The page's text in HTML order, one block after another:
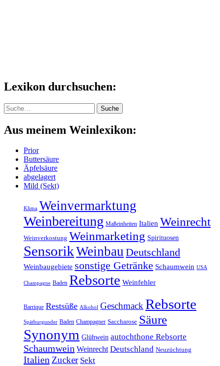
Lexikon durchsuchen:
Suche Suche
Aus meinem Weinlexikon:
Prior
Buttersäure
Äpfelsäure
abgelagert
Mild (Sekt)
Klima Weinvermarktung
Weinbereitung Maßeinheiten Italien Weinrecht
Weinverkostung Weinmarketing Spirituosen
SensorikWeinbau Deutschland
Weinbaugebiete sonstige Getränke Schaumwein USA
Champagne Baden Rebsorte Weinfehler
Barrique Restsüße Alkohol GeschmackRebsorte
Spätburgunder Baden Champagner Saccharose Säure
Synonym Glühwein autochthone Rebsorte
Schaumwein Weinrecht Deutschland Neuzüchtung
Italien Zucker Sekt